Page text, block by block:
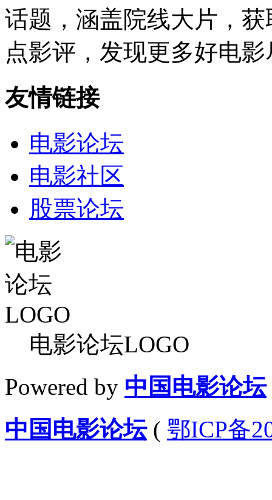
话题，涵盖院线大片，
点影评，发现更多好电
友情链接
电影论坛
电影社区
股票论坛
电影论坛LOGO
Powered by 中国电影论坛
中国电影论坛( 鄂ICP备